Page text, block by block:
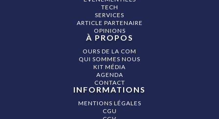
TECH
SERVICES
ARTICLE PARTENAIRE
OPINIONS
À PROPOS
OURS DE LA COM
QUI SOMMES NOUS
KIT MÉDIA
AGENDA
CONTACT
INFORMATIONS
MENTIONS LÉGALES
CGU